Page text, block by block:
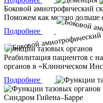
Боковой амиотрофический
Поможем как можно дольше
Подробнее
Функции тазовых органов
Реабилитация пациентов с
органов в «Клиническом
Подробнее
Синдром Гийена–Барре